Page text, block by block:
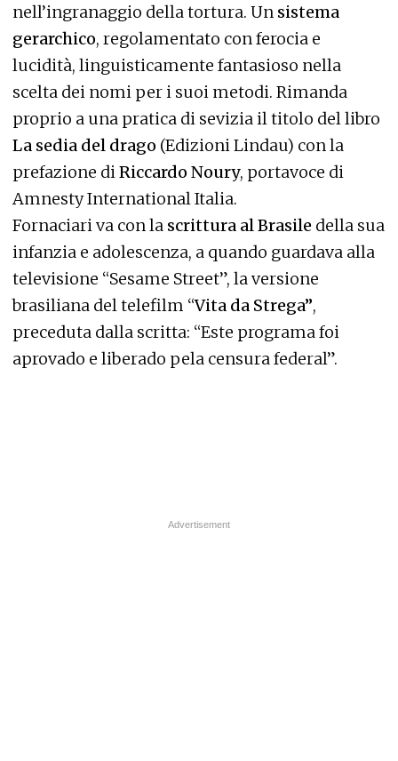
nell’ingranaggio della tortura. Un sistema
gerarchico, regolamentato con ferocia e
lucidità, linguisticamente fantasioso nella
scelta dei nomi per i suoi metodi. Rimanda
proprio a una pratica di sevizia il titolo del libro
La sedia del drago (Edizioni Lindau) con la
prefazione di Riccardo Noury, portavoce di
Amnesty International Italia.
Fornaciari va con la scrittura al Brasile della sua
infanzia e adolescenza, a quando guardava alla
televisione “Sesame Street”, la versione
brasiliana del telefilm “Vita da Strega”,
preceduta dalla scritta: “Este programa foi
aprovado e liberado pela censura federal”.